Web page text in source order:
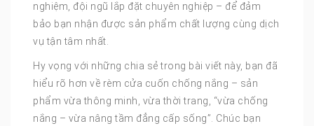
nghiệm, đội ngũ lắp đặt chuyên nghiệp – để đảm
bảo bạn nhận được sản phẩm chất lượng cùng dịch
vụ tận tâm nhất.
Hy vọng với những chia sẻ trong bài viết này, bạn đã
hiểu rõ hơn về rèm cửa cuốn chống nắng – sản
phẩm vừa thông minh, vừa thời trang, “vừa chống
nắng – vừa nâng tầm đẳng cấp sống”. Chúc bạn